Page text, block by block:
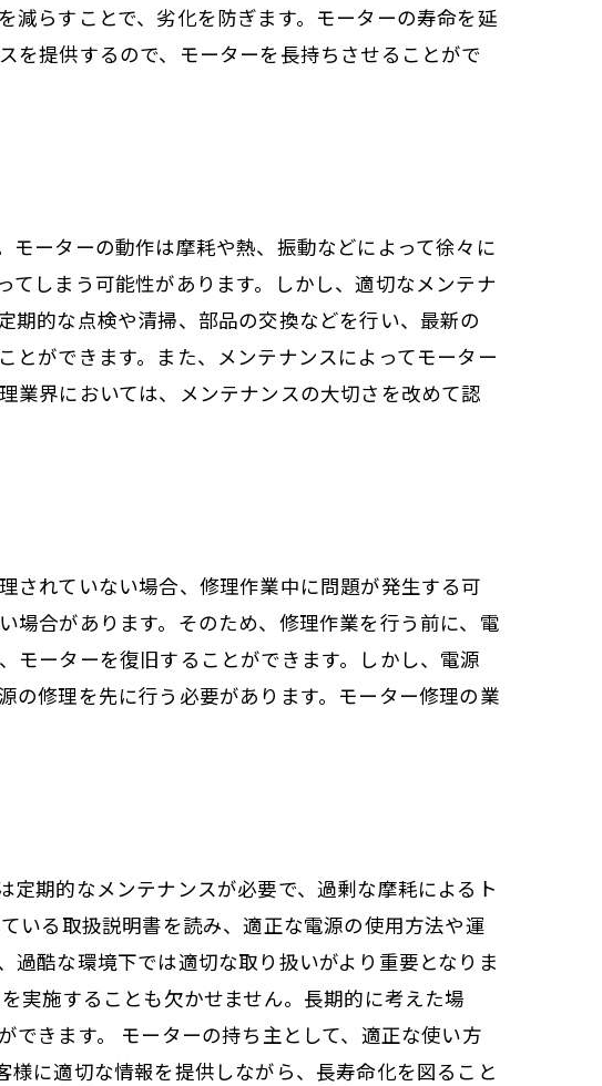
らすことで、劣化を防ぎます。モーターの寿命を延
を提供するので、モーターを長持ちさせることがで
ーターの動作は摩耗や熱、振動などによって徐々に
しまう可能性があります。しかし、適切なメンテナ
期的な点検や清掃、部品の交換などを行い、最新の
ができます。また、メンテナンスによってモーター
業界においては、メンテナンスの大切さを改めて認
されていない場合、修理作業中に問題が発生する可
場合があります。そのため、修理作業を行う前に、電
モーターを復旧することができます。しかし、電源
の修理を先に行う必要があります。モーター修理の業
期的なメンテナンスが必要で、過剰な摩耗によるト
いる取扱説明書を読み、適正な電源の使用方法や運
酷な環境下では適切な取り扱いがより重要となりま
実施することも欠かせません。長期的に考えた場
きます。 モーターの持ち主として、適正な使い方
に適切な情報を提供しながら、長寿命化を図ること